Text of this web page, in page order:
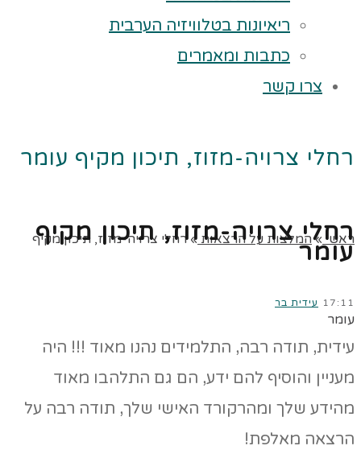
ריאיונות בטלוויזיה הערבית
כתבות ומאמרים
צרו קשר
רחלי צרויה-מזוז, תיכון מקיף עומר
ראשי » המלצות על הרצאות » רחלי צרויה-מזוז, תיכון מקיף
עומר
רחלי צרויה-מזוז, תיכון מקיף
עומר
17:11 עידית בר
עידית, תודה רבה, התלמידים נהנו מאוד !!! היה
מעניין והוסיף להם ידע, הם גם התלהבו מאוד
מהידע שלך ומהרקורד האישי שלך, תודה רבה על
הרצאה מאלפת!